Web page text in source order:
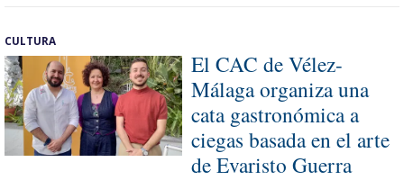
CULTURA
El CAC de Vélez-
Málaga organiza una
cata gastronómica a
ciegas basada en el arte
de Evaristo Guerra